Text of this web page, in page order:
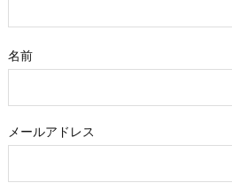
名前
メールアドレス